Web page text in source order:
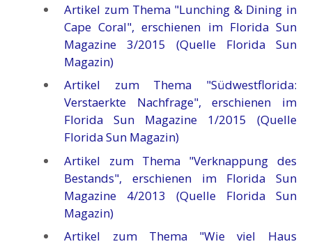
Artikel zum Thema "Lunching & Dining in
Cape Coral", erschienen im Florida Sun
Magazine 3/2015 (Quelle Florida Sun
Magazin)
Artikel zum Thema "Südwestflorida:
Verstaerkte Nachfrage", erschienen im
Florida Sun Magazine 1/2015 (Quelle
Florida Sun Magazin)
Artikel zum Thema "Verknappung des
Bestands", erschienen im Florida Sun
Magazine 4/2013 (Quelle Florida Sun
Magazin)
Artikel zum Thema "Wie viel Haus